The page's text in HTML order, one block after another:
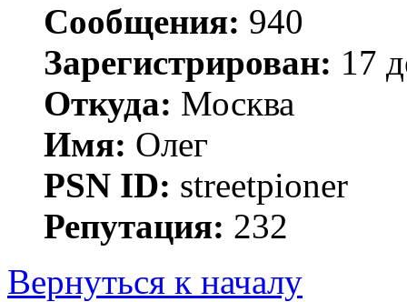
Сообщения: 940
Зарегистрирован: 17
Откуда: Москва
Имя: Олег
PSN ID: streetpioner
Репутация: 232
Вернуться к началу